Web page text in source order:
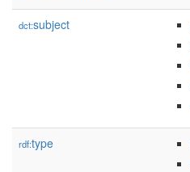
dct:subject
rdf:type